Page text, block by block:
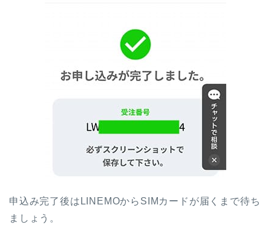
申込み完了後はLINEMOからSIMカードが届くまで待ち
ましょう。